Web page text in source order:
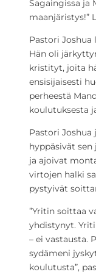
Sagaingissa ja
maanjäristys!”
Pastori
Hän oli
kristityt, joita
ensisijaisesti
perheestä
koulutuksesta
Pastori Joshua
hyppäsivät
ja ajoivat
virtojen halki
pystyivät
”Yritin soittaa
yhdistynyt.
– ei vastausta.
sydämeni
koulutusta”,